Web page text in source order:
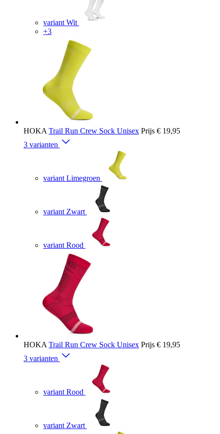
variant Wit
+3
HOKA Trail Run Crew Sock Unisex Prijs € 19,95
3 varianten
variant Limegroen
variant Zwart
variant Rood
HOKA Trail Run Crew Sock Unisex Prijs € 19,95
3 varianten
variant Rood
variant Zwart